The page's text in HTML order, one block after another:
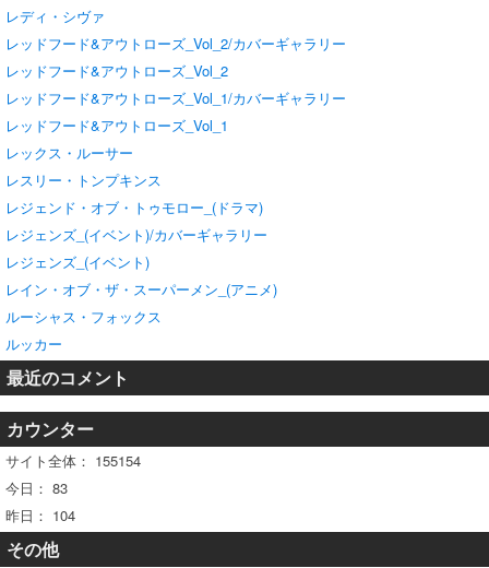
レディ・シヴァ
レッドフード&アウトローズ_Vol_2/カバーギャラリー
レッドフード&アウトローズ_Vol_2
レッドフード&アウトローズ_Vol_1/カバーギャラリー
レッドフード&アウトローズ_Vol_1
レックス・ルーサー
レスリー・トンプキンス
レジェンド・オブ・トゥモロー_(ドラマ)
レジェンズ_(イベント)/カバーギャラリー
レジェンズ_(イベント)
レイン・オブ・ザ・スーパーメン_(アニメ)
ルーシャス・フォックス
ルッカー
最近のコメント
カウンター
サイト全体： 155154
今日： 83
昨日： 104
その他